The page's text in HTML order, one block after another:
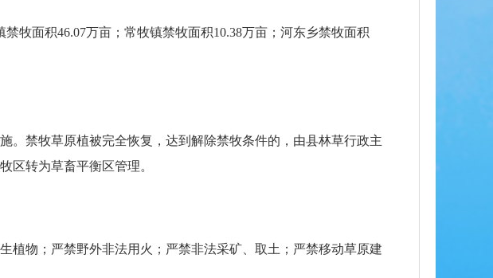
牧面积46.07万亩；常牧镇禁牧面积10.38万亩；河东乡禁牧面积
。禁牧草原植被完全恢复，达到解除禁牧条件的，由县林草行政主
区转为草畜平衡区管理。
植物；严禁野外非法用火；严禁非法采矿、取土；严禁移动草原建